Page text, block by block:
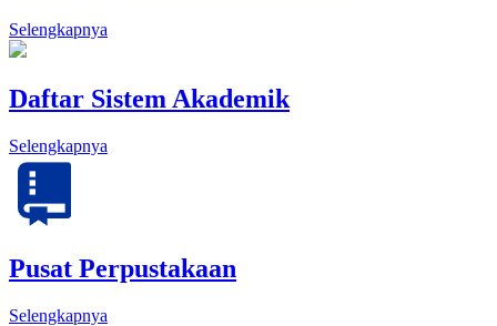
Selengkapnya
Daftar Sistem Akademik
Selengkapnya
Pusat Perpustakaan
Selengkapnya